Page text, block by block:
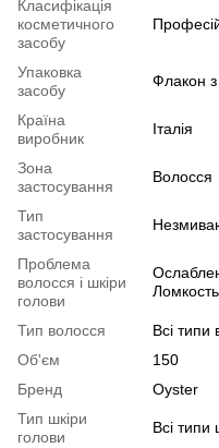
Класифікація
косметичного
засобу
Упаковка
засобу
Флакон
Країна
виробник
Італія
Зона
застосування
Волосся
Тип
застосування
Проблема
волосся і шкіри
голови
Ломкость
Тип волосся
Всі типи
Об'єм
150
Бренд
Oyster
Тип шкіри
голови
Всі типи